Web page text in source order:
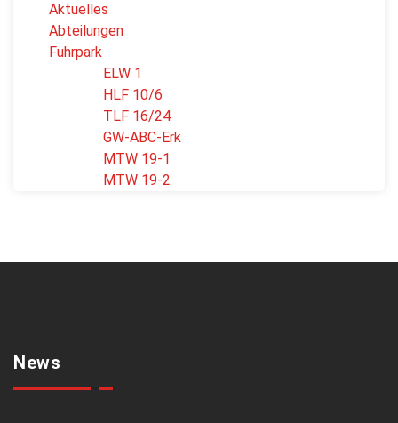
Aktuelles
Abteilungen
Fuhrpark
ELW 1
HLF 10/6
TLF 16/24
GW-ABC-Erk
MTW 19-1
MTW 19-2
News